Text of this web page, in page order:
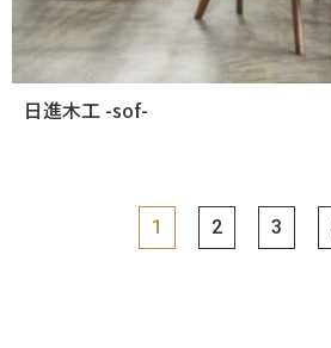
日進木工 -sof-
1 2 3